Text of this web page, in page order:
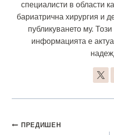
специалисти в области
бариатрична хирургия и
публикуването му.
информацията е
Навигация
ПРЕДИШЕН